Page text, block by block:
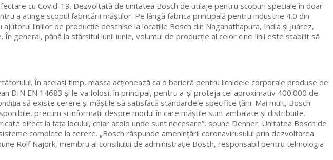
cu Covid-19. Dezvoltată de unitatea Bosch de utilaje pentru scopuri speciale în doar
a atinge scopul fabricării măștilor. Pe lângă fabrica principală pentru industrie 4.0 din
liniilor de producție deschise la locațiile Bosch din Naganathapura, India și Juárez,
general, până la sfârșitul lunii iunie, volumul de producție al celor cinci linii este stabilit să
În același timp, masca acționează ca o barieră pentru lichidele corporale produse de
DIN EN 14683 și le va folosi, în principal, pentru a-și proteja cei aproximativ 400.000 de
să existe cerere și măștile să satisfacă standardele specifice țării. Mai mult, Bosch
precum și informații despre modul în care măștile sunt ambalate și distribuite.
direct la fața locului, chiar acolo unde sunt necesare”, spune Denner. Unitatea Bosch de
complete la cerere. „Bosch răspunde amenințării coronavirusului prin dezvoltarea
Rolf Najork, membru al consiliului de administrație Bosch, responsabil pentru tehnologia